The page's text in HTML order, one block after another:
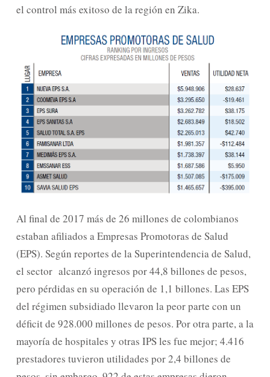
el control más exitoso de la región en Zika.
Al final de 2017 más de 26 millones de colombianos
estaban afiliados a Empresas Promotoras de Salud
(EPS). Según reportes de la Superintendencia de Salud,
el sector alcanzó ingresos por 44,8 billones de pesos,
pero pérdidas en su operación de 1,1 billones. Las EPS
del régimen subsidiado llevaron la peor parte con un
déficit de 928.000 millones de pesos. Por otra parte, a la
mayoría de hospitales y otras IPS les fue mejor; 4.416
prestadores tuvieron utilidades por 2,4 billones de